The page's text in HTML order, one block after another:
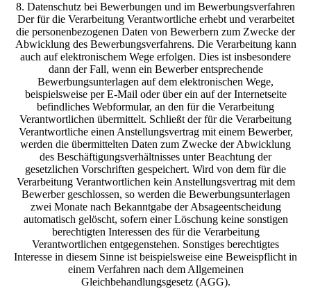
8. Datenschutz bei Bewerbungen und im Bewerbungsverfahren
Der für die Verarbeitung Verantwortliche erhebt und verarbeitet
die personenbezogenen Daten von Bewerbern zum Zwecke der
Abwicklung des Bewerbungsverfahrens. Die Verarbeitung kann
auch auf elektronischem Wege erfolgen. Dies ist insbesondere
dann der Fall, wenn ein Bewerber entsprechende
Bewerbungsunterlagen auf dem elektronischen Wege,
beispielsweise per E-Mail oder über ein auf der Internetseite
befindliches Webformular, an den für die Verarbeitung
Verantwortlichen übermittelt. Schließt der für die Verarbeitung
Verantwortliche einen Anstellungsvertrag mit einem Bewerber,
werden die übermittelten Daten zum Zwecke der Abwicklung
des Beschäftigungsverhältnisses unter Beachtung der
gesetzlichen Vorschriften gespeichert. Wird von dem für die
Verarbeitung Verantwortlichen kein Anstellungsvertrag mit dem
Bewerber geschlossen, so werden die Bewerbungsunterlagen
zwei Monate nach Bekanntgabe der Absageentscheidung
automatisch gelöscht, sofern einer Löschung keine sonstigen
berechtigten Interessen des für die Verarbeitung
Verantwortlichen entgegenstehen. Sonstiges berechtigtes
Interesse in diesem Sinne ist beispielsweise eine Beweispflicht in
einem Verfahren nach dem Allgemeinen
Gleichbehandlungsgesetz (AGG).